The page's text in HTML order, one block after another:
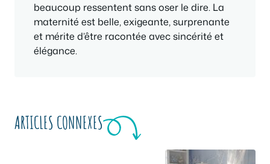
beaucoup ressentent sans oser le dire. La
maternité est belle, exigeante, surprenante
et mérite d’être racontée avec sincérité et
élégance.
ARTICLES CONNEXES